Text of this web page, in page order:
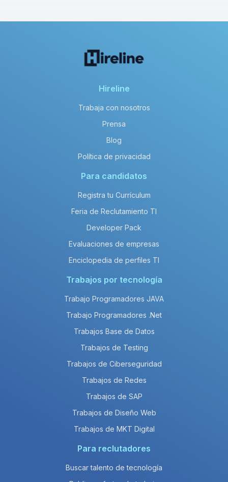
Hireline
Trabaja con nosotros
Prensa
Blog
Política de privacidad
Para candidatos
Registra tu Currículum
Feria de Reclutamiento TI
Developer Pack
Evaluaciones de empresas
Enciclopedia de perfiles TI
Trabajos por tecnología
Trabajo Programadores JAVA
Trabajo Programadores .Net
Trabajos Base de Datos
Trabajos de Testing
Trabajos de Ciberseguridad
Trabajos de Redes
Trabajos de SAP
Trabajos de Diseño Web
Trabajos de MKT Digital
Para reclutadores
Buscar talento de tecnología